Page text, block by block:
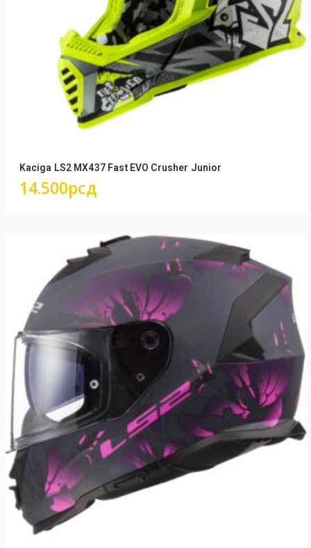
Kaciga LS2 MX437 Fast EVO Crusher Junior
14.500рсд